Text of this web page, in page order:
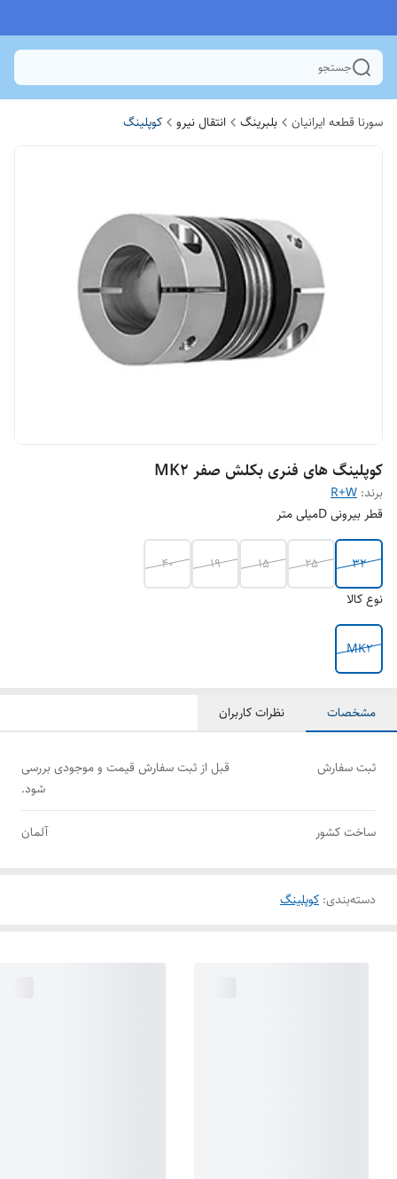
جستجو
سورنا قطعه ایرانیان بلبرینگ انتقال نیرو کوپلینگ
کوپلینگ های فنری بکلش صفر MK2
برند: R+W
قطر بیرونی Dمیلی متر
32
25
15
19
40
نوع کالا
MK2
مشخصات نظرات کاربران
ثبت سفارش
قبل از ثبت سفارش قیمت و موجودی بررسی
شود.
ساخت کشور آلمان
دسته‌بندی: کوپلینگ